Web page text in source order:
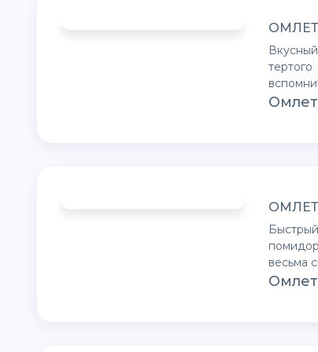
Вкусный и быстрый завтрак для всей семьи. Благодаря добавлению
Омлет
Быстрый, простой и вкусный завтрак - это синоним блюда омлет с
весьма